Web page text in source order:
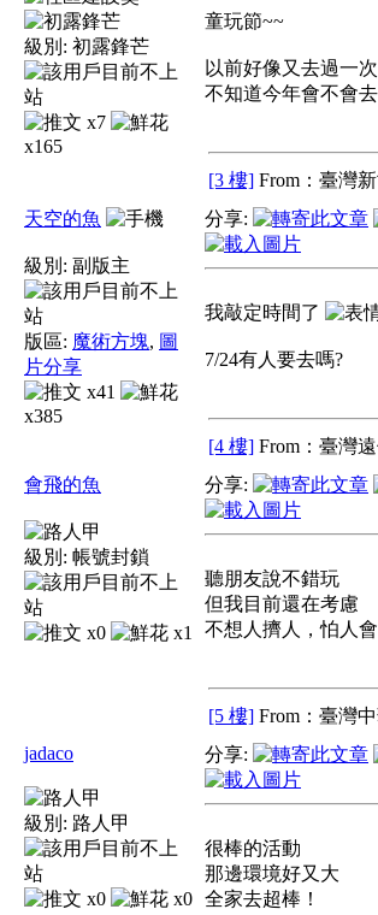
級別: 初露鋒芒
x7
x165
童玩節~~
以前好像又去過一次
不知道今年會不會去
[3 樓] From：臺灣
天空的魚
級別: 副版主
版區: 魔術方塊, 圖
片分享
x41
x385
分享:
我敲定時間了
7/24有人要去嗎?
[4 樓] From：臺灣
會飛的魚
級別: 帳號封鎖
x0 x1
分享:
聽朋友說不錯玩
但我目前還在考慮
不想人擠人，怕人
[5 樓] From：臺灣
jadaco
級別: 路人甲
x0 x0
分享:
很棒的活動
那邊環境好又大
全家去超棒！